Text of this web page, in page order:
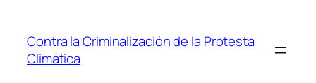
contenido
Contra la Criminalización de la Protesta
Climática